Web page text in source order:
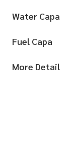
Water Capa
Fuel Capa
More Detail